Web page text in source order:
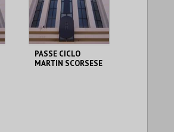
PASSE CICLO
MARTIN SCORSESE